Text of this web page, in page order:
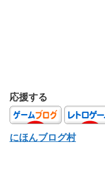
応援する
にほんブログ村